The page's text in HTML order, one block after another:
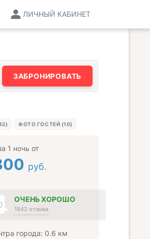
ЛИЧНЫЙ КАБИНЕТ
ЗАБРОНИРОВАТЬ
ФОТО ГОСТЕЙ (10)
1 ночь от
руб.
ОЧЕНЬ ХОРОШО
1942 отзыва
города: 0.6 км